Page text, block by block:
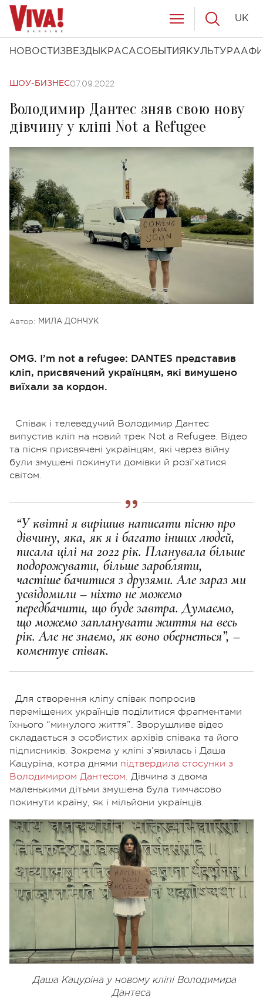
НОВОСТИ ЗВЕЗДЫ КРАСАСОБЫТИЯ КУЛЬТУРА
UK
ШОУ-БИЗНЕС07.09.2022
Володимир Дантес зняв свою нову
дівчину у кліпі Not a Refugee
Автор: МИЛА ДОНЧУК
OMG. I’m not a refugee: DANTES представив
кліп, присвячений українцям, які вимушено
виїхали за кордон.
Співак і телеведучий Володимир Дантес
випустив кліп на новий трек Not a Refugee. Відео
та пісня присвячені українцям, які через війну
були змушені покинути домівки й розї'хатися
світом.
“У квітні я вирішив написати пісню про
дівчину, яка, як я і багато інших людей,
писала цілі на 2022 рік. Планувала більше
подорожувати, більше заробляти,
частіше бачитися з друзями. Але зараз ми
усвідомили – ніхто не можемо
передбачити, що буде завтра. Думаємо,
що можемо запланувати життя на весь
рік. Але не знаємо, як воно обернеться”, –
коментує співак.
Для створення кліпу співак попросив
переміщених українців поділитися фрагментами
їхнього “минулого життя”. Зворушливе відео
складається з особистих архівів співака та його
підписників. Зокрема у кліпі з’явилась і Даша
Кацуріна, котра днями підтвердила стосунки з
Володимиром Дантесом. Дівчина з двома
маленькими дітьми змушена була тимчасово
покинути країну, як і мільйони українців.
Даша Кацуріна у новому кліпі Володимира
Дантеса